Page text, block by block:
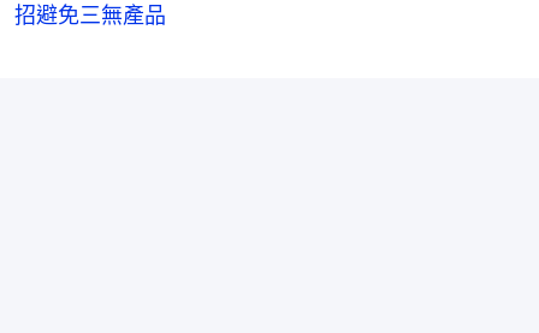
招避免三無產品